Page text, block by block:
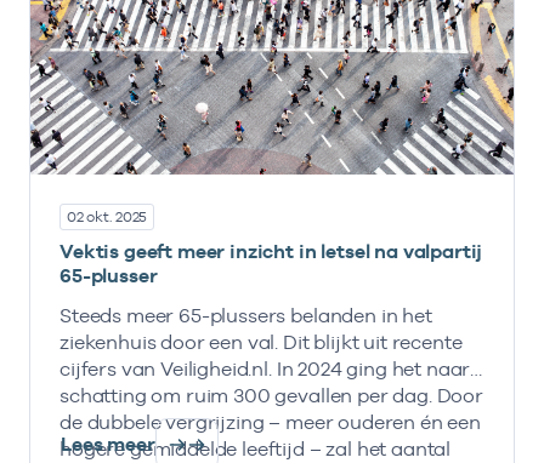
02 okt. 2025
Vektis geeft meer inzicht in letsel na valpartij
65-plusser
Steeds meer 65-plussers belanden in het
ziekenhuis door een val. Dit blijkt uit recente
cijfers van Veiligheid.nl. In 2024 ging het naar
schatting om ruim 300 gevallen per dag. Door
de dubbele vergrijzing – meer ouderen én een
hogere gemiddelde leeftijd – zal het aantal
Lees meer